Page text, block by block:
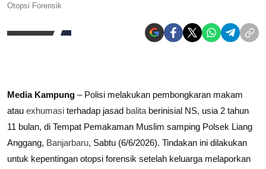
Otopsi Forensik
Media Kampung – Polisi melakukan pembongkaran makam
atau exhumasi terhadap jasad balitaberinisial NS, usia 2 tahun
11 bulan, di Tempat Pemakaman Muslim samping Polsek Liang
Anggang, Banjarbaru, Sabtu (6/6/2026). Tindakan ini dilakukan
untuk kepentingan otopsi forensik setelah keluarga melaporkan